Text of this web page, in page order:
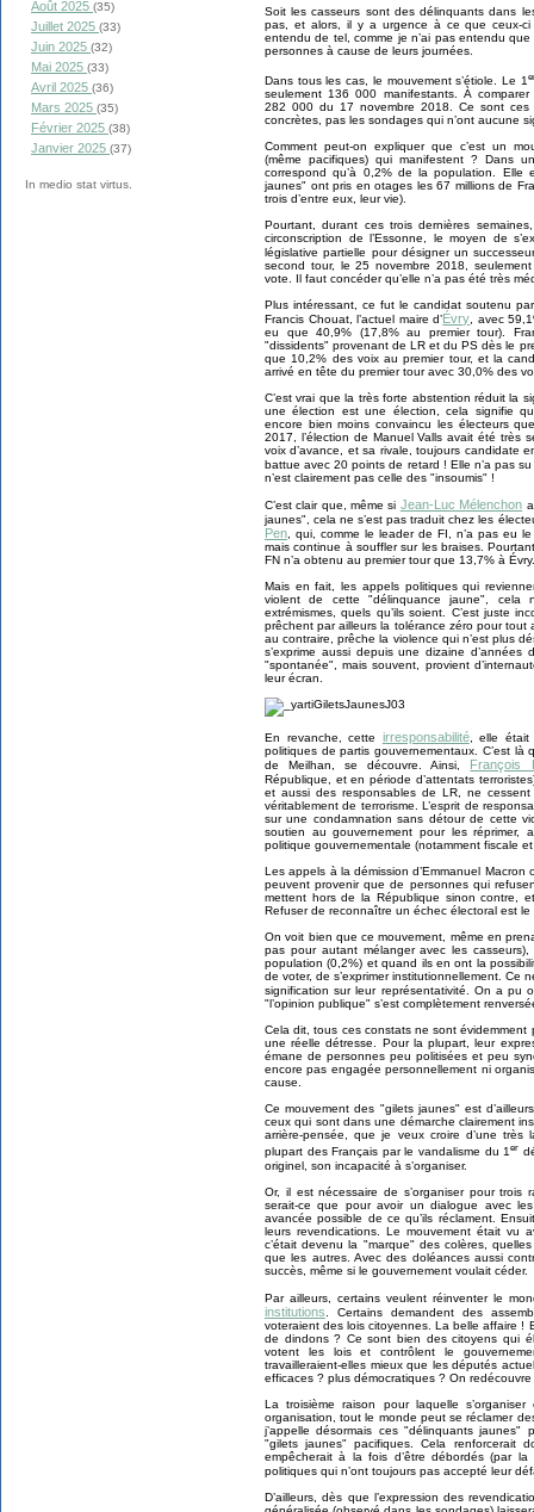
Août 2025 (35)
Juillet 2025 (33)
Juin 2025 (32)
Mai 2025 (33)
Avril 2025 (36)
Mars 2025 (35)
Février 2025 (38)
Janvier 2025 (37)
In medio stat virtus.
Soit les casseurs sont des délinquants dans
pas, et alors, il y a urgence à ce que ceux-ci
entendu de tel, comme je n’ai pas entendu
personnes à cause de leurs journées.
Dans tous les cas, le mouvement s’étiole. Le 1
seulement 136 000 manifestants. À
282 000 du 17 novembre 2018. Ce sont
concrètes, pas les sondages qui n’ont aucune
Comment peut-on expliquer que c’est un
(même pacifiques) qui manifestent ? Dans
correspond qu’à 0,2% de la population.
jaunes" ont pris en otages les 67 millions de
trois d’entre eux, leur vie).
Pourtant, durant ces trois dernières
circonscription de l’Essonne, le moyen de
législative partielle pour désigner un
second tour, le 25 novembre 2018,
vote. Il faut concéder qu’elle n’a pas été très
Plus intéressant, ce fut le candidat soutenu
Francis Chouat, l’actuel maire d’Évry , avec
eu que 40,9% (17,8% au premier tour).
"dissidents" provenant de LR et du PS dès le
que 10,2% des voix au premier tour, et la
arrivé en tête du premier tour avec 30,0% des
C’est vrai que la très forte abstention réduit la
une élection est une élection, cela signifie
encore bien moins convaincu les électeurs
2017, l’élection de Manuel Valls avait été très
voix d’avance, et sa rivale, toujours candidate
battue avec 20 points de retard ! Elle n’a pas
n’est clairement pas celle des "insoumis" !
C’est clair que, même si Jean-Luc Mélenchon
jaunes", cela ne s’est pas traduit chez les
Pen , qui, comme le leader de FI, n’a pas eu
mais continue à souffler sur les braises.
FN n’a obtenu au premier tour que 13,7% à Évry.
Mais en fait, les appels politiques qui
violent de cette "délinquance jaune", cela
extrémismes, quels qu’ils soient. C’est juste
prêchent par ailleurs la tolérance zéro pour
au contraire, prêche la violence qui n’est plus
s’exprime aussi depuis une dizaine
"spontanée", mais souvent, provient
leur écran.
En revanche, cette irresponsabilité, elle était
politiques de partis gouvernementaux. C’est là
de Meilhan, se découvre. Ainsi, François
République, et en période d’attentats
et aussi des responsables de LR, ne
véritablement de terrorisme. L’esprit de
sur une condamnation sans détour de cette
soutien au gouvernement pour les
politique gouvernementale (notamment fiscale
Les appels à la démission d’Emmanuel
peuvent provenir que de personnes qui
mettent hors de la République sinon contre,
Refuser de reconnaître un échec électoral est
On voit bien que ce mouvement, même en
pas pour autant mélanger avec les
population (0,2%) et quand ils en ont la
de voter, de s’exprimer institutionnellement.
signification sur leur représentativité. On a pu
"l’opinion publique" s’est complètement
Cela dit, tous ces constats ne sont
une réelle détresse. Pour la plupart, leur
émane de personnes peu politisées et peu
encore pas engagée personnellement ni
cause.
Ce mouvement des "gilets jaunes" est
ceux qui sont dans une démarche clairement
arrière-pensée, que je veux croire d’une
plupart des Français par le vandalisme du 1er
originel, son incapacité à s’organiser.
Or, il est nécessaire de s’organiser pour trois
serait-ce que pour avoir un dialogue avec
avancée possible de ce qu’ils réclament.
leurs revendications. Le mouvement était vu
c’était devenu la "marque" des colères,
que les autres. Avec des doléances aussi
succès, même si le gouvernement voulait céder.
Par ailleurs, certains veulent réinventer le
institutions . Certains demandent des
voteraient des lois citoyennes. La belle affaire !
de dindons ? Ce sont bien des citoyens qui
votent les lois et contrôlent le
travailleraient-elles mieux que les députés
efficaces ? plus démocratiques ? On redécouvre
La troisième raison pour laquelle
organisation, tout le monde peut se réclamer
j’appelle désormais ces "délinquants
"gilets jaunes" pacifiques. Cela renforcerait
empêcherait à la fois d’être débordés (par
politiques qui n’ont toujours pas accepté leur
D’ailleurs, dès que l’expression des